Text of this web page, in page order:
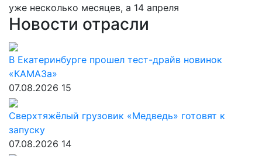
уже несколько месяцев, а 14 апреля
Новости отрасли
В Екатеринбурге прошел тест-драйв новинок
«КАМАЗа»
07.08.2026 15
Сверхтяжёлый грузовик «Медведь» готовят к
запуску
07.08.2026 14